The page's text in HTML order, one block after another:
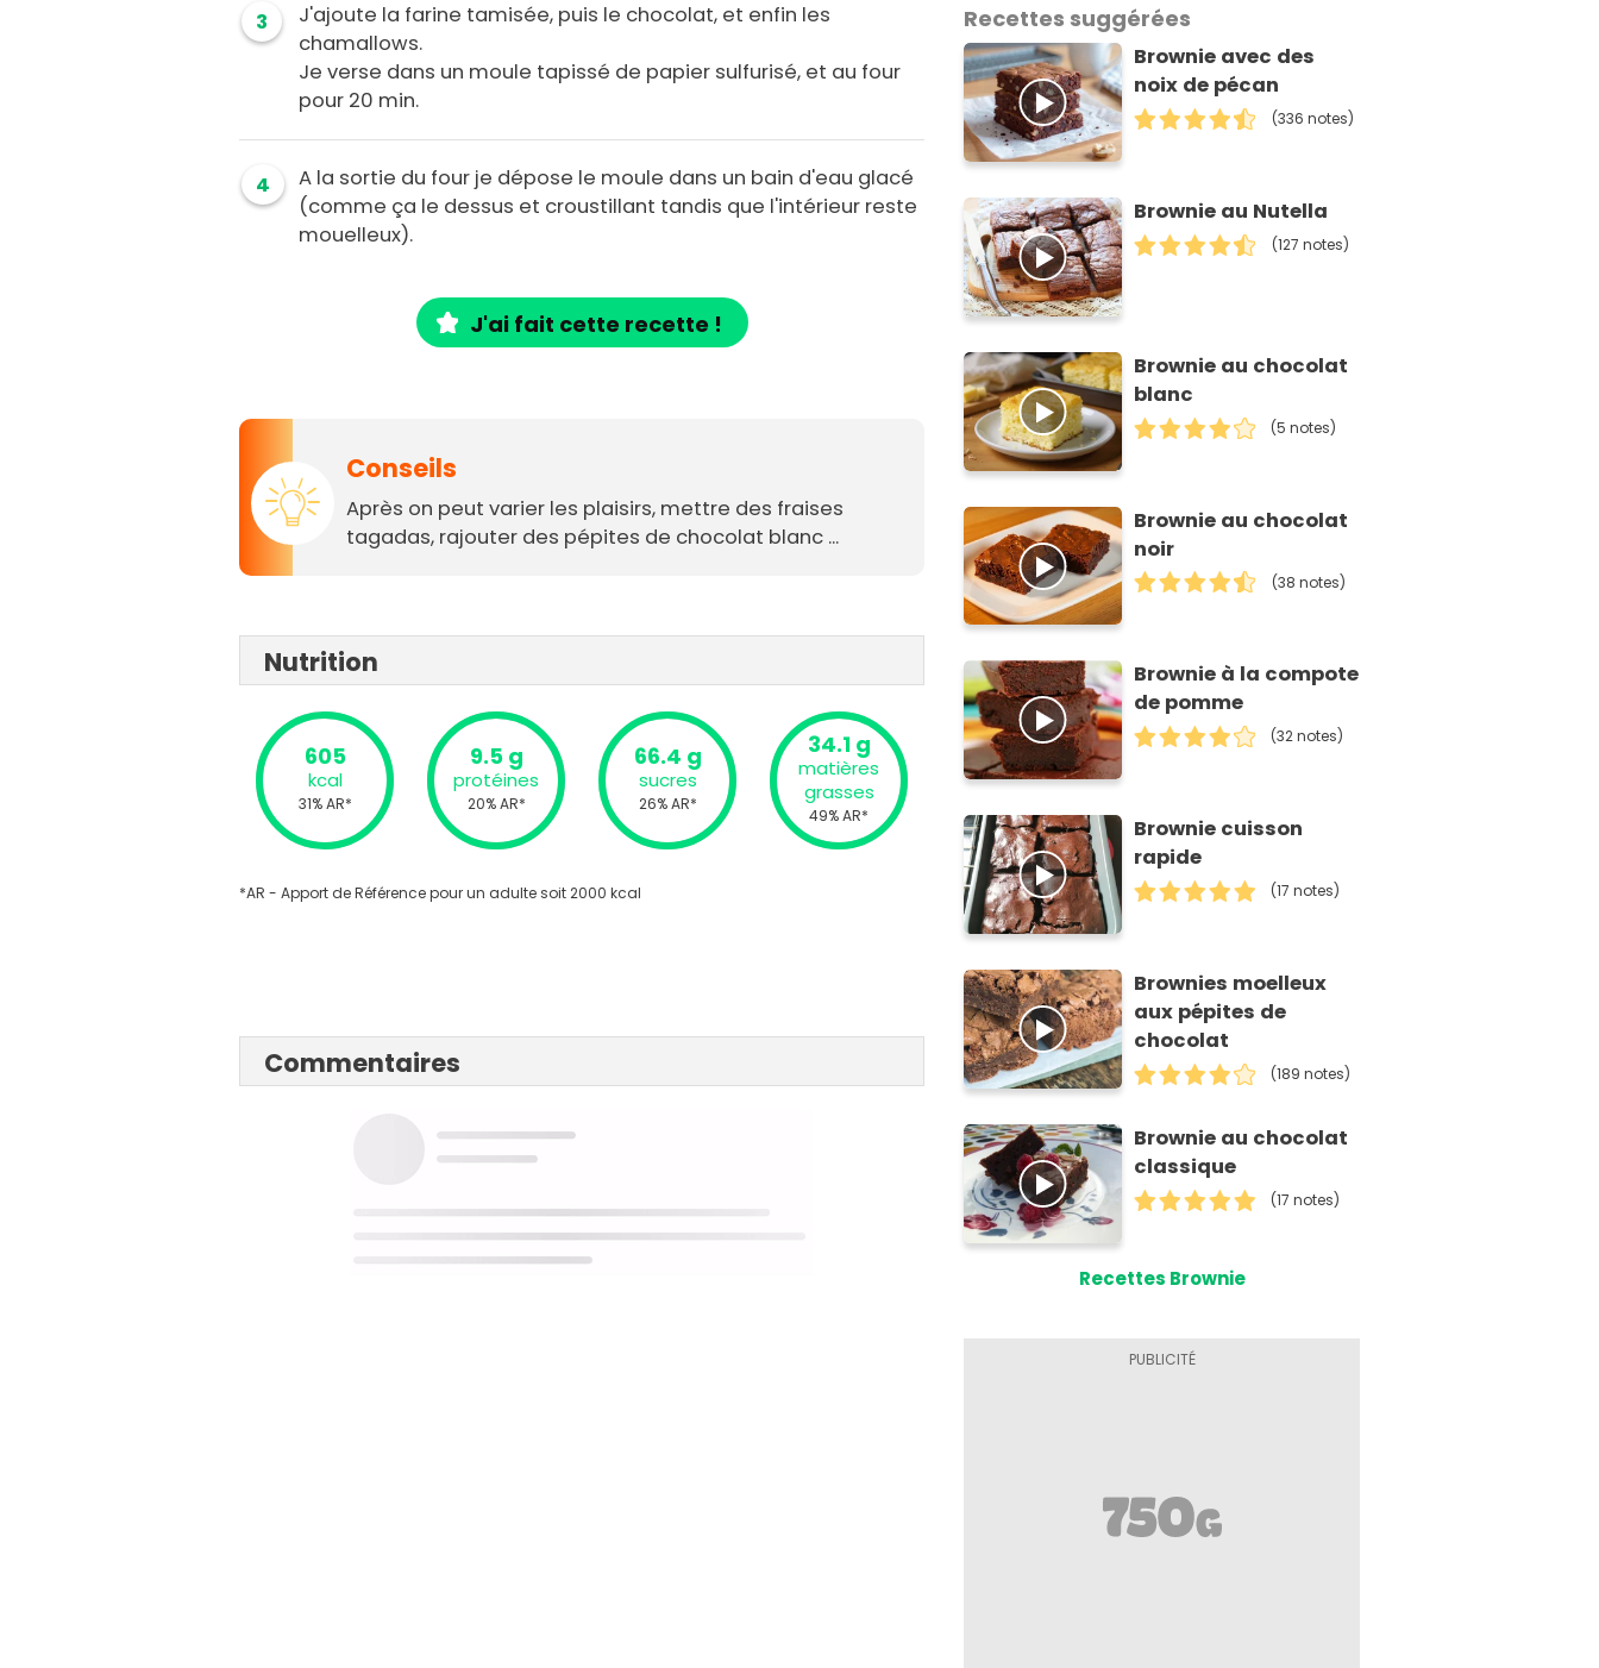
3
J'ajoute la farine tamisée, puis le chocolat, et enfin les
chamallows.
Je verse dans un moule tapissé de papier sulfurisé, et au four
pour 20 min.
4
A la sortie du four je dépose le moule dans un bain d'eau glacé
(comme ça le dessus et croustillant tandis que l'intérieur reste
mouelleux).
J'ai fait cette recette !
Conseils
Après on peut varier les plaisirs, mettre des fraises
tagadas, rajouter des pépites de chocolat blanc ...
Nutrition
605
kcal
31% AR*
9.5 g
protéines
20% AR*
66.4 g
sucres
26% AR*
34.1 g
matières
grasses
49% AR*
*AR - Apport de Référence pour un adulte soit 2000 kcal
Commentaires
Recettes suggérées
Brownie avec des
noix de pécan
(336 notes)
Brownie au Nutella
(127 notes)
Brownie au chocolat
blanc
(5 notes)
Brownie au chocolat
noir
(38 notes)
Brownie à la compote
de pomme
(32 notes)
Brownie cuisson
rapide
(17 notes)
Brownies moelleux
aux pépites de
chocolat
(189 notes)
Brownie au chocolat
classique
(17 notes)
Recettes Brownie